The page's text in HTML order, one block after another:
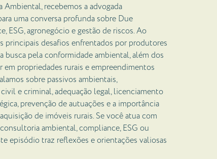
recebemos a advogada
uma conversa profunda sobre Due
ESG, agronegócio e gestão de riscos. Ao
principais desafios enfrentados por produtores
busca pela conformidade ambiental, além dos
propriedades rurais e empreendimentos
sobre passivos ambientais,
e criminal, adequação legal, licenciamento
prevenção de autuações e a importância
de imóveis rurais. Se você atua com
ambiental, compliance, ESG ou
episódio traz reflexões e orientações valiosas